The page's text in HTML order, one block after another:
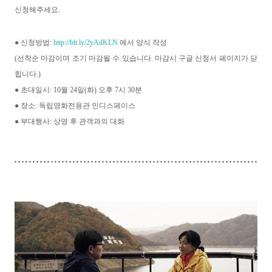
신청해주세요.
● 신청방법: http://bit.ly/2yAdKLN 에서 양식 작성
(선착순 마감이며 조기 마감될 수 있습니다. 마감시 구글 신청서 페이지가 닫
힙니다.)
● 초대일시: 10월 24일(화) 오후 7시 30분
● 장소: 독립영화전용관 인디스페이스
● 부대행사: 상영 후 관객과의 대화